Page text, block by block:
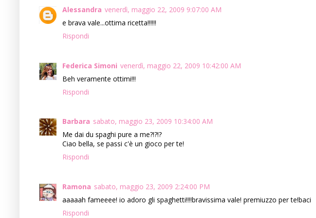
Alessandra venerdì, maggio 22, 2009 9:07:00 AM
e brava vale...ottima ricetta!!!!!!
Rispondi
Federica Simoni venerdì, maggio 22, 2009 10:42:00 AM
Beh veramente ottimi!!!
Rispondi
Barbara sabato, maggio 23, 2009 10:34:00 AM
Me dai du spaghi pure a me?!?!?
Ciao bella, se passi c'è un gioco per te!
Rispondi
Ramona sabato, maggio 23, 2009 2:24:00 PM
aaaaah fameeee! io adoro gli spaghetti!!!!bravissima vale! premiuzzo per te!baci
Rispondi